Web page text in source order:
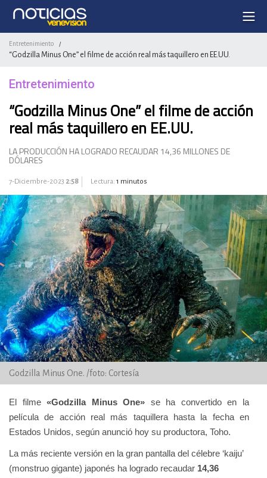
Entretenimiento /
“Godzilla Minus One” el filme de acción real más taquillero en EE.UU.
Entretenimiento
“Godzilla Minus One” el filme de acción
real más taquillero en EE.UU.
LA PRODUCCIÓN HA LOGRADO RECAUDAR 14,36 MILLONES DE
DÓLARES
7-Diciembre-2023 2:58 Lectura: 1 minutos
Godzilla Minus One. /foto: Cortesía
El filme«Godzilla Minus One» se ha convertido en la
película de acción real más taquillera hasta la fecha en
Estados Unidos, según anunció hoy su productora, Toho.
La más reciente versión en la gran pantalla del célebre ‘kaiju’
(monstruo gigante) japonés ha logrado recaudar 14,36